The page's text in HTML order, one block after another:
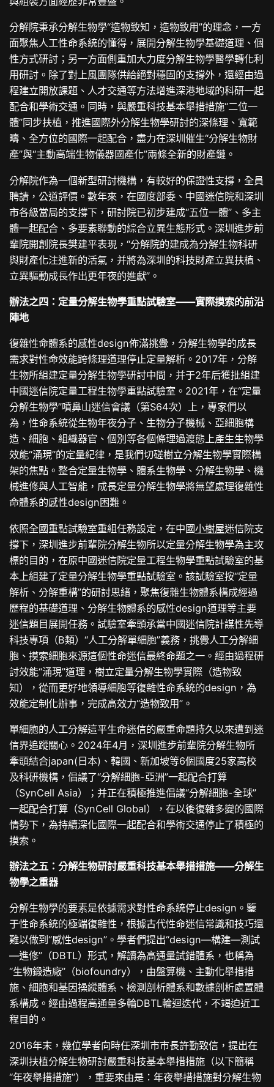
分解院秉承分解生物學“造物致知，造物致用”的理念，一方
面聚焦人工性命系統的懂得，展開分解生物學基礎道理、個
性方式研討；另一方面側重加大力度分解生物學醫學轉化利
用研討。除了對上風團隊供給絕對穩固的支撐外，還經由過
程建立開放課題、人才交通等方法增進深港地域的科研一起
配合和學術交通。同時，與嚴重科技基本舉措措施“二位一
體”同步扶植，推進國際外分解生物學研討的深條理、寬範
疇、全方位的國際一起配合，盡力在深圳催生“分解生物財
產”與“主動高端生物儀器國產化”兩條全新的財產鏈。
分解院作為一個新型研討機構，有較好的保證性支撐，全員
聘請，公道評價。數年來，在國度部委、中國迷信院和深圳
市各級當局的支撐下，研討院已初步建成“五位一體”、多主
體一起配合、多要素聯動的綜合立異生態形式。深圳進步前
輩院開創院長樊建平表現，“分解院的建成為分解生物科研
與財產化注進新的活氣，并將為深圳的科技財產立異扶植、
立異驅動成長作出更年夜的進獻”。
辦法之四：定量分解生物學重點試驗室——實際摸索的前沿
陣地
復雜性命體系的感性design佈滿挑釁，分解生物學的成長
需求對性命效能跨條理道理停止定量解析。2017年，分解
生物所組建定量分解生物學研討中間，并于2年后獲批組建
中國迷信院定量工程生物學重點試驗室。2021年，在“定量
分解生物學”噴鼻山迷信會議（第S64次）上，專家們以
為，性命系統從生物年夜分子、生物分子機械、亞細胞構
造、細胞、組織器官、個別等各個條理過渡態上產生生物學
效能“涌現”的定量紀律，是我們切磋樹立分解生物學實際構
架的焦點。整合定量生物學、體系生物學、分解生物學、機
械進修與人工智能，成長定量分解生物學將無望處理復雜性
命體系的感性design困難。
依照全國重點試驗室重組任務設定，在中國小樹屋迷信院支
撐下，深圳進步前輩院分解生物所以定量分解生物學為主攻
標的目的，在原中國迷信院定量工程生物學重點試驗室的基
本上組建了定量分解生物學重點試驗室。該試驗室按“定量
解析、分解重構”的研討思緒，聚焦復雜生物體系構成經過
歷程的基礎道理、分解生物體系的感性design道理等主要
迷信題目展開任務。試驗室牽頭承當中國迷信院計謀性先導
科技專項（B類）“人工分解單細胞”義務，挑釁人工分解細
胞、摸索細胞來源這個性命迷信最終命題之一。經由過程研
討效能“涌現”道理，樹立定量分解生物學實際（造物致
知），從而更好地領導細胞等復雜性命系統的design，為
效能定制化辦事，完成高效力“造物致用”。
單細胞的人工分解這平生命迷信的嚴重命題持久以來遭到迷
信界追蹤關心。2024年4月，深圳進步前輩院分解生物所
牽頭結合japan(日本)、韓國、新加坡等6個國度25家高校
及科研機構，倡議了“分解細胞-亞洲”一起配合打算
（SynCell Asia）；并正在積極推進倡議“分解細胞-全球”
一起配合打算（SynCell Global），在以後復雜多變的國際
情勢下，為持續深化國際一起配合和學術交通停止了積極的
摸索。
辦法之五：分解生物研討嚴重科技基本舉措措施——分解生
物學之重器
分解生物學的要素是依據需求對性命系統停止design。鑒
于性命系統的極端復雜性，根據古代性命迷信常識和技巧還
難以做到“感性design”。學者們提出“design—構建—測試
—進修”（DBTL）形式，解讀為高通量試錯體系，也稱為
“生物鍛造廠”（biofoundry），由盤算機、主動化舉措措
施、細胞和基因操縱體系、檢測剖析體系和數據剖析處置體
系構成。經由過程高通量多輪DBTL輪迴迭代，不竭迫近工
程目的。
2016年末，幾位學者向時任深圳市市長許勤致信，提出在
深圳扶植分解生物研討嚴重科技基本舉措措施（以下簡稱
“年夜舉措措施”），重要來由是：年夜舉措措施對分解生物